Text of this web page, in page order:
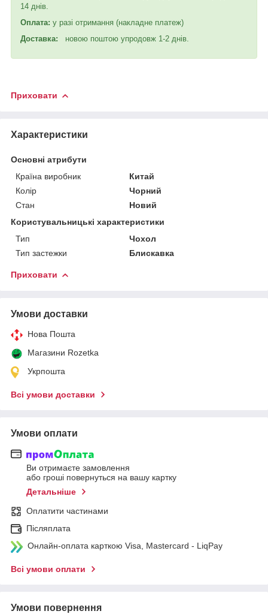
14 днів.
Оплата: у разі отримання (накладне платеж)
Доставка:
новою поштою упродовж 1-2 днів.
Приховати
Характеристики
Основні атрибути
Країна виробник
Китай
Колір
Чорний
Стан
Новий
Користувальницькі характеристики
Тип
Чохол
Тип застежки
Блискавка
Приховати
Умови доставки
Нова Пошта
Магазини Rozetka
Укрпошта
Всі умови доставки
Умови оплати
Ви отримаєте замовлення
або гроші повернуться на вашу картку
Детальніше
Оплатити частинами
Післяплата
Онлайн-оплата карткою Visa, Mastercard - LiqPay
Всі умови оплати
Умови повернення